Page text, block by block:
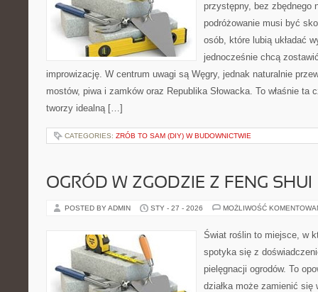
przystępny, bez zbędnego
podróżowanie musi być
osób, które lubią układać
jednocześnie chcą
improwizację. W centrum uwagi są Węgry, jednak naturalnie
mostów, piwa i zamków oraz Republika Słowacka. To właśnie ta
tworzy idealną […]
CATEGORIES: ZRÓB TO SAM (DIY) W BUDOWNICTWIE
OGRÓD W ZGODZIE Z FENG SHUI
POSTED BY ADMIN STY - 27 - 2026 MOŻLIWOŚĆ
Świat roślin to miejsce, w
spotyka się z
pielęgnacji ogrodów. To
działka może zamienić się